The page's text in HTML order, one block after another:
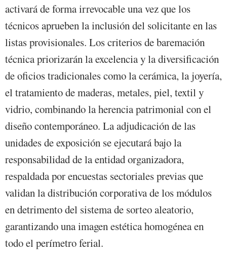
activará de forma irrevocable una vez que los
técnicos aprueben la inclusión del solicitante en las
listas provisionales. Los criterios de baremación
técnica priorizarán la excelencia y la diversificación
de oficios tradicionales como la cerámica, la joyería,
el tratamiento de maderas, metales, piel, textil y
vidrio, combinando la herencia patrimonial con el
diseño contemporáneo. La adjudicación de las
unidades de exposición se ejecutará bajo la
responsabilidad de la entidad organizadora,
respaldada por encuestas sectoriales previas que
validan la distribución corporativa de los módulos
en detrimento del sistema de sorteo aleatorio,
garantizando una imagen estética homogénea en
todo el perímetro ferial.